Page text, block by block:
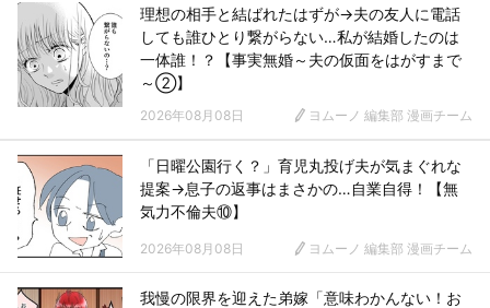
理想の相手と結ばれたはずが→夫の友人に電話
しても誰ひとり繋がらない…私が結婚したのは
一体誰！？【事実無婚～夫の仮面をはがすまで
～②】
2026年08月08日 ヨムーノ 編集部 漫画チーム
「日曜公園行く？」育児丸投げ夫が気まぐれな
提案→息子の返事はまさかの…自業自得！【無
気力不倫夫⑩】
2026年08月08日 ヨムーノ 編集部 漫画チーム
我慢の限界を迎えた弟嫁「意味わかんない！お